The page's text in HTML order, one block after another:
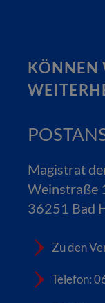
KÖNNEN
Magistrat
Weinstraße
36251 Bad
Zu den
Telefon: